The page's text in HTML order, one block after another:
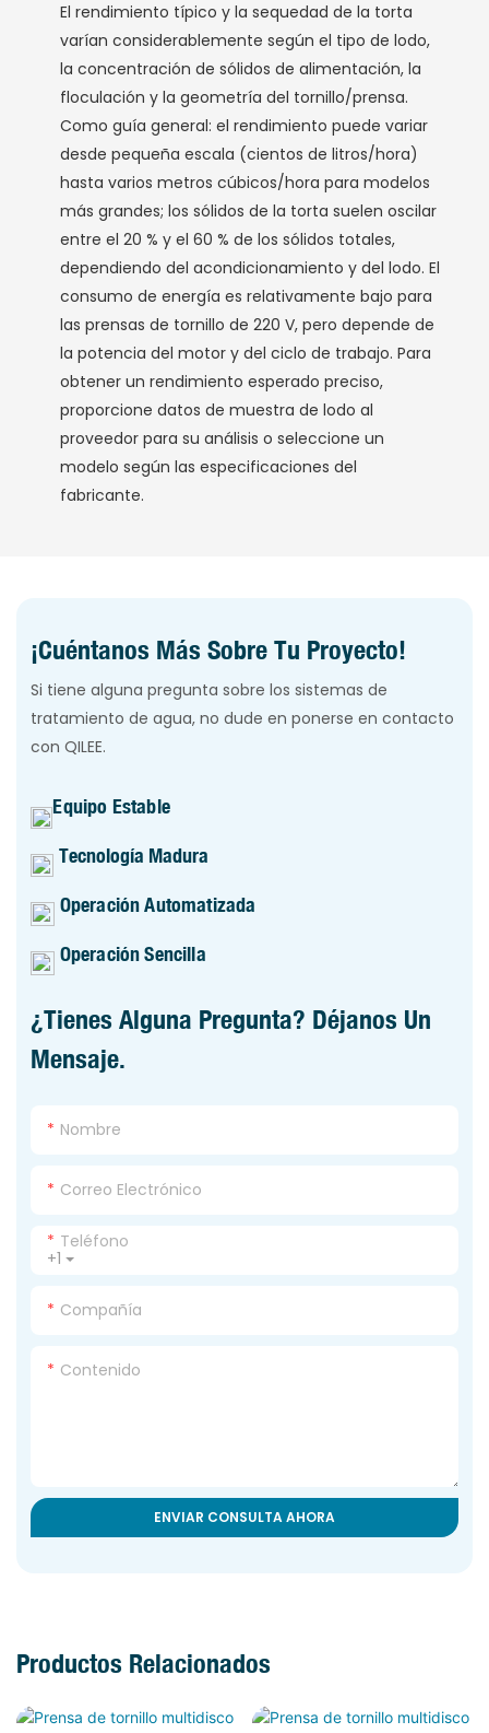
El rendimiento típico y la sequedad de la torta
varían considerablemente según el tipo de lodo,
la concentración de sólidos de alimentación, la
floculación y la geometría del tornillo/prensa.
Como guía general: el rendimiento puede variar
desde pequeña escala (cientos de litros/hora)
hasta varios metros cúbicos/hora para modelos
más grandes; los sólidos de la torta suelen oscilar
entre el 20 % y el 60 % de los sólidos totales,
dependiendo del acondicionamiento y del lodo. El
consumo de energía es relativamente bajo para
las prensas de tornillo de 220 V, pero depende de
la potencia del motor y del ciclo de trabajo. Para
obtener un rendimiento esperado preciso,
proporcione datos de muestra de lodo al
proveedor para su análisis o seleccione un
modelo según las especificaciones del
fabricante.
¡Cuéntanos Más Sobre Tu Proyecto!
Si tiene alguna pregunta sobre los sistemas de
tratamiento de agua, no dude en ponerse en contacto
con QILEE.
Equipo Estable
Tecnología Madura
Operación Automatizada
Operación Sencilla
¿Tienes Alguna Pregunta? Déjanos Un
Mensaje.
Nombre
Correo Electrónico
+1
Teléfono
Compañía
Contenido
ENVIAR CONSULTA AHORA
Productos Relacionados